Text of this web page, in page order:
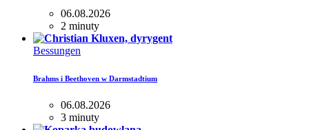
06.08.2026
2 minuty
Bessungen
Brahms i Beethoven w Darmstadtium
06.08.2026
3 minuty